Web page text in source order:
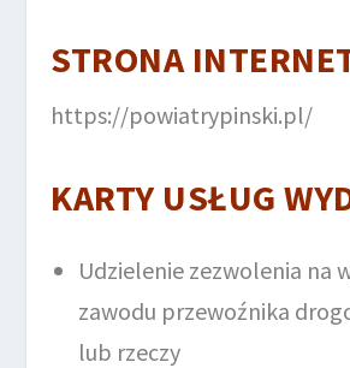
STRONA
https://powiatrypinski.pl/
KARTY USŁUG
Udzielenie zezwolenia na
zawodu przewoźnika
lub rzeczy